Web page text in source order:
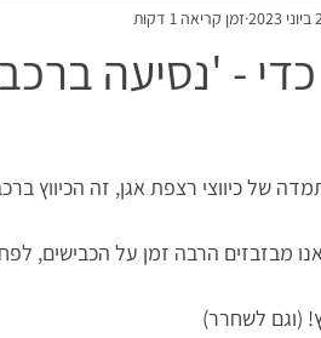
כדי - 'נסיעה
זמן קריאה 1 דקות
של כיווצי רצפת אגן, זה הכיווץ
מבזבזים הרבה זמן על הכבישים,
(וגם לשחרר)